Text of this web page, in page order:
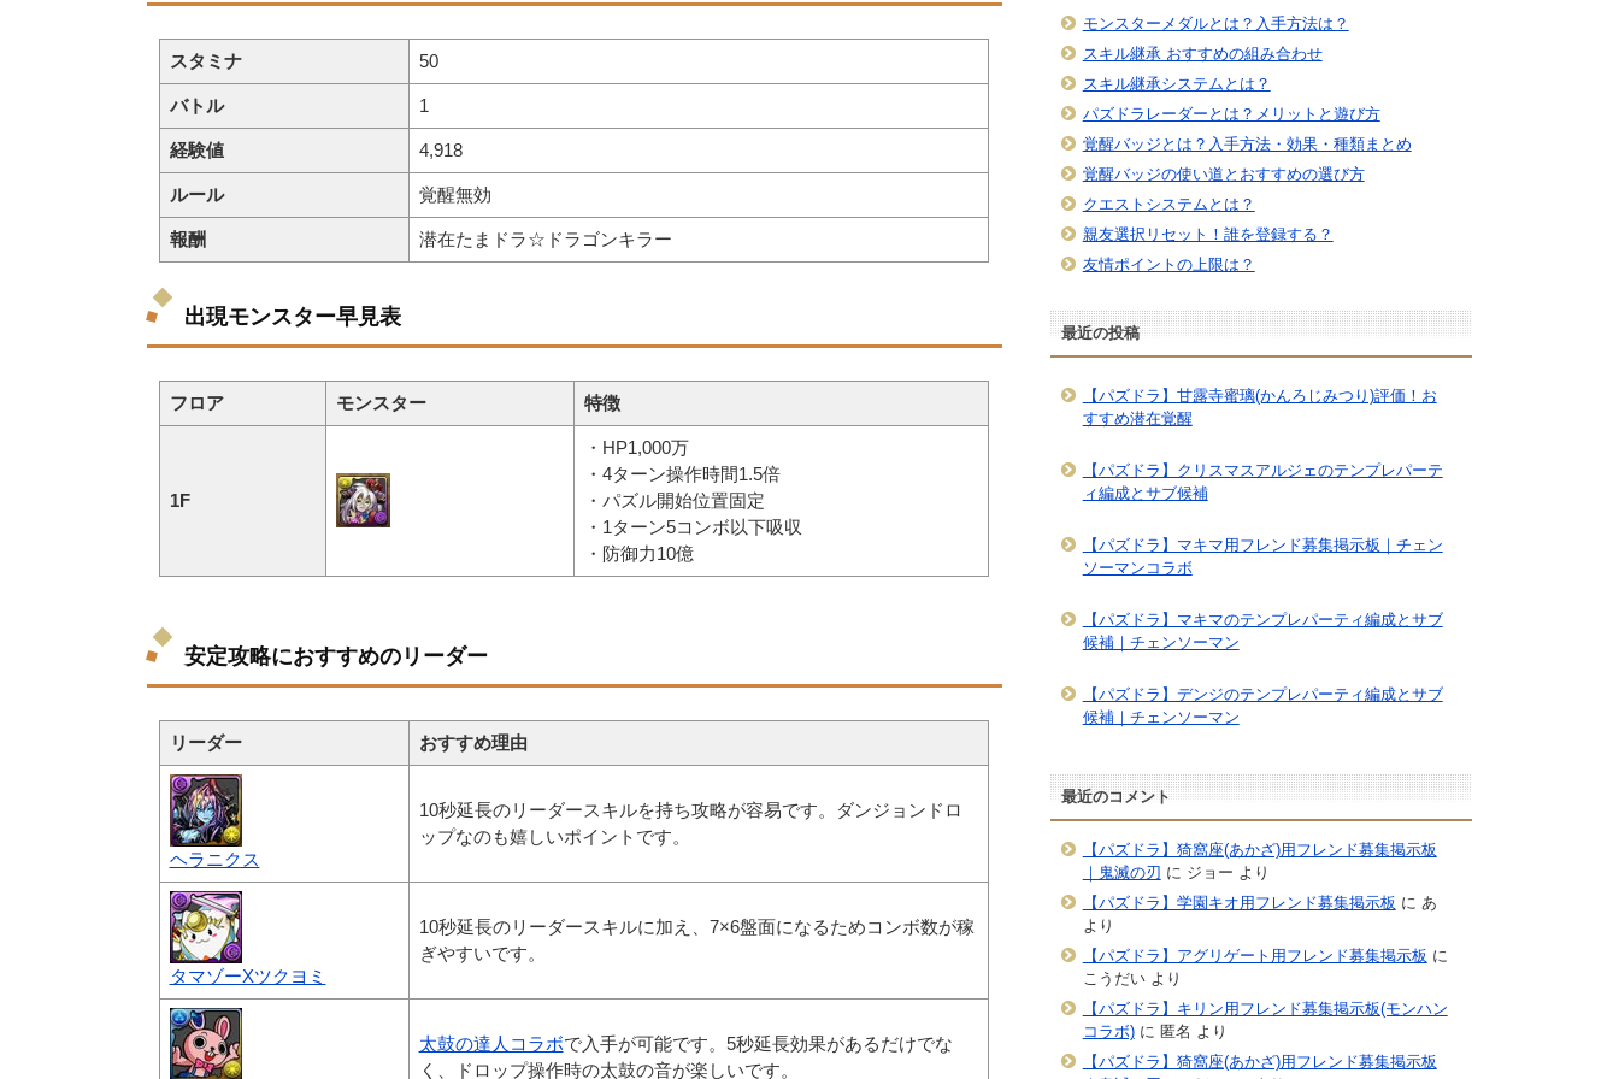
スタミナ 50
バトル 1
経験値 4,918
ルール 覚醒無効
報酬 潜在たまドラ☆ドラゴンキラー
出現モンスター早見表
フロア モンスター 特徴
1F
・HP1,000万
・4ターン操作時間1.5倍
・パズル開始位置固定
・1ターン5コンボ以下吸収
・防御力10億
安定攻略におすすめのリーダー
リーダー おすすめ理由
ヘラニクス
10秒延長のリーダースキルを持ち攻略が容易です。ダンジョンドロ
ップなのも嬉しいポイントです。
タマゾーXツクヨミ
10秒延長のリーダースキルに加え、7×6盤面になるためコンボ数が稼
ぎやすいです。
太鼓の達人コラボで入手が可能です。5秒延長効果があるだけでな
く、ドロップ操作時の太鼓の音が楽しいです。
モンスターメダルとは？入手方法は？
スキル継承 おすすめの組み合わせ
スキル継承システムとは？
パズドラレーダーとは？メリットと遊び方
覚醒バッジとは？入手方法・効果・種類まとめ
覚醒バッジの使い道とおすすめの選び方
クエストシステムとは？
親友選択リセット！誰を登録する？
友情ポイントの上限は？
最近の投稿
【パズドラ】甘露寺蜜璃(かんろじみつり)評価！お
すすめ潜在覚醒
【パズドラ】クリスマスアルジェのテンプレパーテ
ィ編成とサブ候補
【パズドラ】マキマ用フレンド募集掲示板｜チェン
ソーマンコラボ
【パズドラ】マキマのテンプレパーティ編成とサブ
候補｜チェンソーマン
【パズドラ】デンジのテンプレパーティ編成とサブ
候補｜チェンソーマン
最近のコメント
【パズドラ】猗窩座(あかざ)用フレンド募集掲示板
｜鬼滅の刃 に ジョー より
【パズドラ】学園キオ用フレンド募集掲示板 に あ
より
【パズドラ】アグリゲート用フレンド募集掲示板 に
こうだいより
【パズドラ】キリン用フレンド募集掲示板(モンハン
コラボ)に 匿名 より
【パズドラ】猗窩座(あかざ)用フレンド募集掲示板